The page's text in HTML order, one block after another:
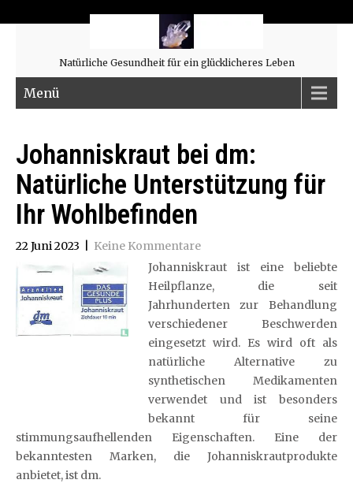
Natürliche Gesundheit für ein glücklicheres Leben
Menü
Johanniskraut bei dm:
Natürliche Unterstützung für
Ihr Wohlbefinden
22 Juni 2023
Keine Kommentare
Johanniskraut ist eine beliebte
Heilpflanze, die seit
Jahrhunderten zur Behandlung
verschiedener Beschwerden
eingesetzt wird. Es wird oft als
natürliche Alternative zu
synthetischen Medikamenten
verwendet und ist besonders
bekannt für seine
stimmungsaufhellenden Eigenschaften. Eine der
bekanntesten Marken, die Johanniskrautprodukte
anbietet, ist dm.